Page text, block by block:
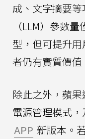
成、文字摘要
（LLM）參數
型，但可提升
者仍有實質價值
除此之外，蘋
電源管理模式
APP 新版本。